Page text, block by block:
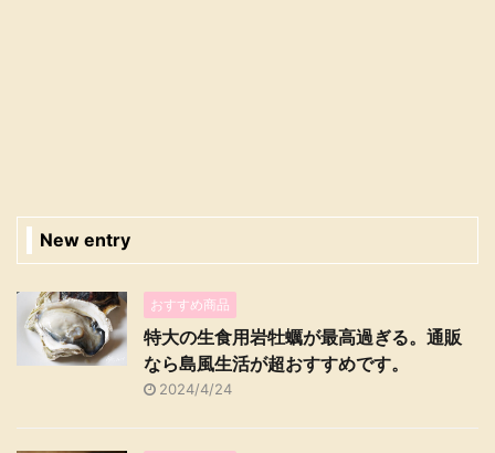
New entry
おすすめ商品
特大の生食用岩牡蠣が最高過ぎる。通販
なら島風生活が超おすすめです。
2024/4/24